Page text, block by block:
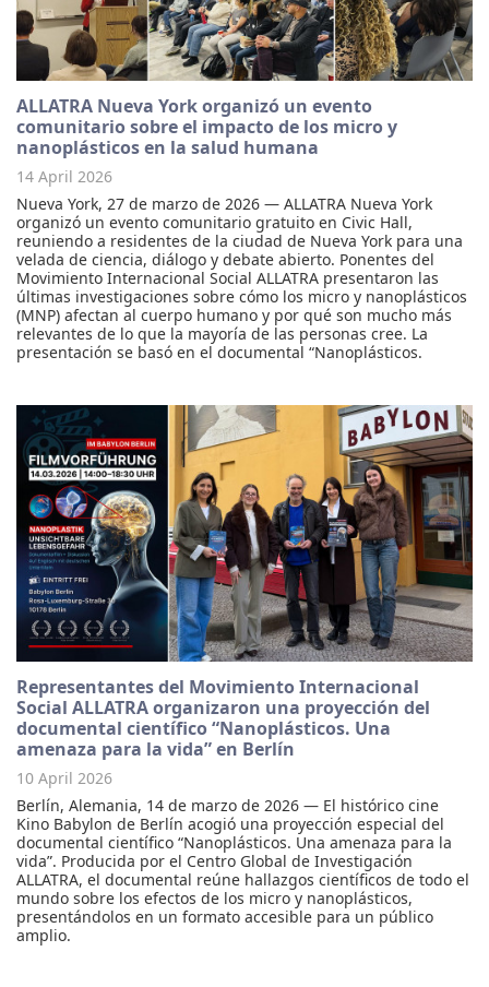
ALLATRA Nueva York organizó un evento
comunitario sobre el impacto de los micro y
nanoplásticos en la salud humana
14 April 2026
Nueva York, 27 de marzo de 2026 — ALLATRA Nueva York
organizó un evento comunitario gratuito en Civic Hall,
reuniendo a residentes de la ciudad de Nueva York para una
velada de ciencia, diálogo y debate abierto. Ponentes del
Movimiento Internacional Social ALLATRA presentaron las
últimas investigaciones sobre cómo los micro y nanoplásticos
(MNP) afectan al cuerpo humano y por qué son mucho más
relevantes de lo que la mayoría de las personas cree. La
presentación se basó en el documental “Nanoplásticos.
Representantes del Movimiento Internacional
Social ALLATRA organizaron una proyección del
documental científico “Nanoplásticos. Una
amenaza para la vida” en Berlín
10 April 2026
Berlín, Alemania, 14 de marzo de 2026 — El histórico cine
Kino Babylon de Berlín acogió una proyección especial del
documental científico “Nanoplásticos. Una amenaza para la
vida”. Producida por el Centro Global de Investigación
ALLATRA, el documental reúne hallazgos científicos de todo el
mundo sobre los efectos de los micro y nanoplásticos,
presentándolos en un formato accesible para un público
amplio.